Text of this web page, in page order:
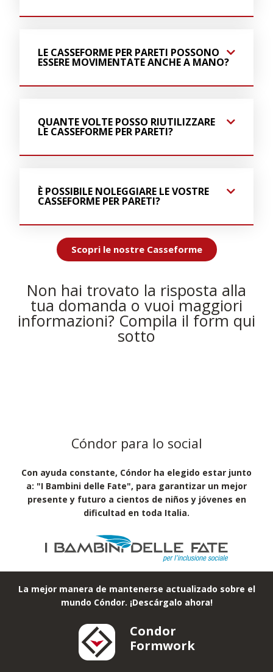
LE CASSEFORME PER PARETI POSSONO
ESSERE MOVIMENTATE ANCHE A MANO?
QUANTE VOLTE POSSO RIUTILIZZARE
LE CASSEFORME PER PARETI?
È POSSIBILE NOLEGGIARE LE VOSTRE
CASSEFORME PER PARETI?
Scopri le nostre Casseforme
Non hai trovato la risposta alla
tua domanda o vuoi maggiori
informazioni? Compila il form qui
sotto
Condor
Formwork
La mejor manera de mantenerse actualizado sobre el
mundo Cóndor. ¡Descárgalo ahora!
Cóndor para lo social
Con ayuda constante, Cóndor ha elegido estar junto
a: "I Bambini delle Fate", para garantizar un mejor
presente y futuro a cientos de niños y jóvenes en
dificultad en toda Italia.